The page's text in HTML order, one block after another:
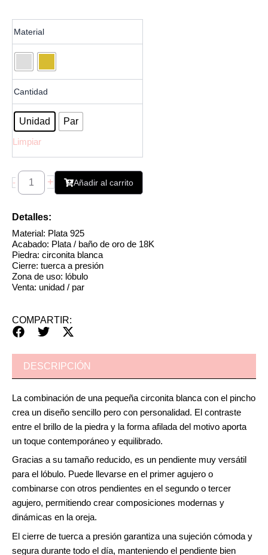
Material
Cantidad
Unidad Par
Limpiar
-
Pincho
+ Añadir al carrito
Detalles:
Material: Plata 925
Acabado: Plata / baño de oro de 18K
Piedra: circonita blanca
Cierre: tuerca a presión
Zona de uso: lóbulo
Venta: unidad / par
COMPARTIR:
DESCRIPCIÓN
La combinación de una pequeña circonita blanca con el pincho
crea un diseño sencillo pero con personalidad. El contraste
entre el brillo de la piedra y la forma afilada del motivo aporta
un toque contemporáneo y equilibrado.
Gracias a su tamaño reducido, es un pendiente muy versátil
para el lóbulo. Puede llevarse en el primer agujero o
combinarse con otros pendientes en el segundo o tercer
agujero, permitiendo crear composiciones modernas y
dinámicas en la oreja.
El cierre de tuerca a presión garantiza una sujeción cómoda y
segura durante todo el día, manteniendo el pendiente bien